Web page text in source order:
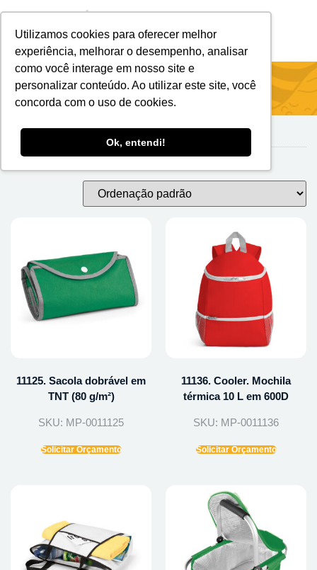
Utilizamos cookies para oferecer melhor
experiência, melhorar o desempenho, analisar
como você interage em nosso site e
personalizar conteúdo. Ao utilizar este site, você
concorda com o uso de cookies.
Ok, entendi!
Início/ Sacolas & Bolsas Térmicas
Sacolas & Bolsas Térmicas
11125. Sacola dobrável em
TNT (80 g/m²)
SKU: MP-0011125
Solicitar Orçamento
11136. Cooler. Mochila
térmica 10 L em 600D
SKU: MP-0011136
Solicitar Orçamento